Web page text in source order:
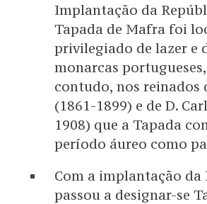
Implantação da
Tapada de Mafra foi
privilegiado de lazer e
monarcas
contudo, nos reinados
(1861-1899) e de D.
1908) que a Tapada
período áureo como
Com a implantação da
passou a designar-se